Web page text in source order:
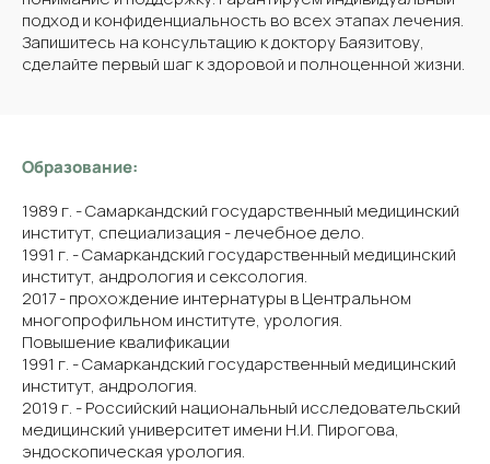
подход и конфиденциальность во всех этапах лечения.
Запишитесь на консультацию к доктору Баязитову,
сделайте первый шаг к здоровой и полноценной жизни.
Образование:
1989 г. - Самаркандский государственный медицинский
институт, специализация - лечебное дело.
1991 г. - Самаркандский государственный медицинский
институт, андрология и сексология.
2017 - прохождение интернатуры в Центральном
многопрофильном институте, урология.
Повышение квалификации
1991 г. - Самаркандский государственный медицинский
институт, андрология.
2019 г. - Российский национальный исследовательский
медицинский университет имени Н.И. Пирогова,
эндоскопическая урология.